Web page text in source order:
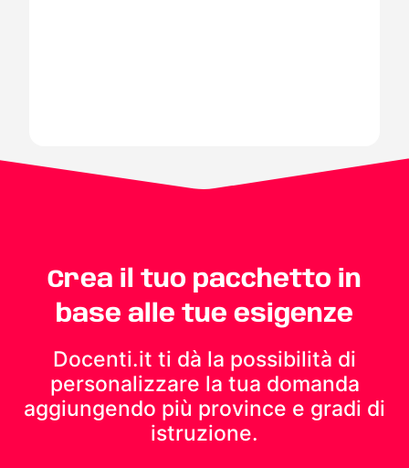
Crea il tuo pacchetto in
base alle tue esigenze
Docenti.it ti dà la possibilità di
personalizzare la tua domanda
aggiungendo più province e gradi di
istruzione.